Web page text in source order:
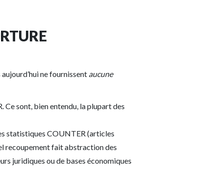
ne fournissent aucune
Ce sont, bien entendu, la plupart des
statistiques COUNTER (articles
recoupement fait abstraction des
juridiques ou de bases économiques